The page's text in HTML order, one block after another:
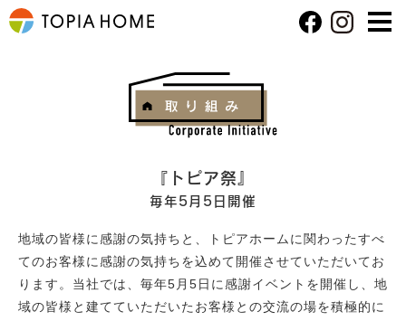
『トピア祭』
毎年5月5日開催
地域の皆様に感謝の気持ちと、トピアホームに関わったすべ
てのお客様に感謝の気持ちを込めて開催させていただいてお
ります。当社では、毎年5月5日に感謝イベントを開催し、地
域の皆様と建てていただいたお客様との交流の場を積極的に